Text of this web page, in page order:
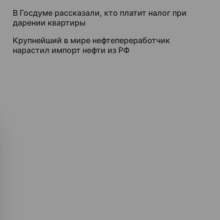
В Госдуме рассказали, кто платит налог при
дарении квартиры
Крупнейший в мире нефтепереработчик
нарастил импорт нефти из РФ